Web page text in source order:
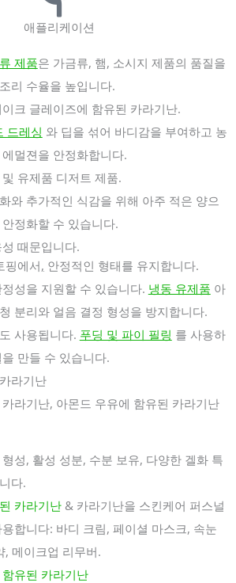
애플리케이션
제품은 가금류, 햄, 소시지 제품의 품질을
리 수율을 높입니다.
크 글레이즈에 함유된 카라기난.
드레싱 와 딥을 섞어 바디감을 부여하고 농
멀젼을 안정화합니다.
유제품 디저트 제품.
와 추가적인 식감을 위해 아주 적은 양으
정화할 수 있습니다.
때문입니다.
핑에서, 안정적인 형태를 유지합니다.
성을 지원할 수 있습니다. 냉동 유제품 아
분리와 얼음 결정 형성을 방지합니다.
사용됩니다. 푸딩 및 파이 필링 를 사용하
만들 수 있습니다.
라기난
라기난, 아몬드 우유에 함유된 카라기난
성, 활성 성분, 수분 보유, 다양한 겔화 특
다.
카라기난& 카라기난을 스킨케어 퍼스널
합니다: 바디 크림, 페이셜 마스크, 속눈
, 메이크업 리무버.
유된 카라기난